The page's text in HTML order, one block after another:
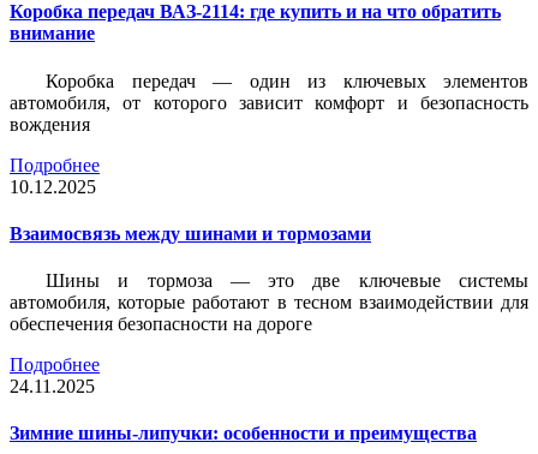
Коробка передач ВАЗ-2114: где купить и на что обратить
внимание
Коробка передач — один из ключевых элементов
автомобиля, от которого зависит комфорт и безопасность
вождения
Подробнее
10.12.2025
Взаимосвязь между шинами и тормозами
Шины и тормоза — это две ключевые системы
автомобиля, которые работают в тесном взаимодействии для
обеспечения безопасности на дороге
Подробнее
24.11.2025
Зимние шины-липучки: особенности и преимущества